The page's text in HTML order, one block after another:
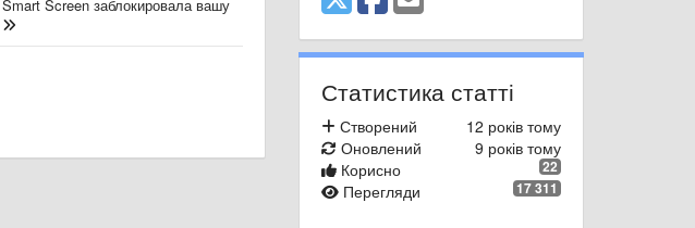
Screen заблокировала вашу
Статистика статті
12 років тому
Створений
9 років тому
Оновлений
22
Корисно
17 311
Перегляди